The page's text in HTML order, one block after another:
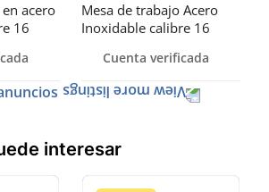
acero
16
Mesa de trabajo Acero
Inoxidable calibre 16
Cuenta verificada
interesar